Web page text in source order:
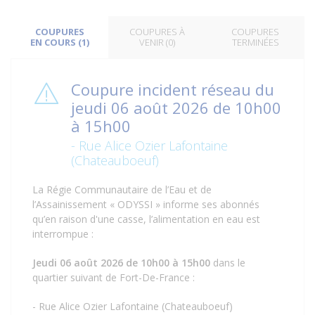
COUPURES
EN COURS (1)
COUPURES À
VENIR (0)
COUPURES
TERMINÉES
Coupure incident réseau du
jeudi 06 août 2026 de 10h00
à 15h00
- Rue Alice Ozier Lafontaine
(Chateauboeuf)
La Régie Communautaire de l’Eau et de
l’Assainissement « ODYSSI » informe ses abonnés
qu’en raison d'une casse, l’alimentation en eau est
interrompue :
Jeudi 06 août 2026 de 10h00 à 15h00 dans le
quartier suivant de Fort-De-France :
- Rue Alice Ozier Lafontaine (Chateauboeuf)